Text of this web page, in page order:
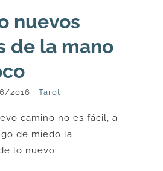
nuevos
de la mano
2016 | Tarot
camino no es fácil, a
de miedo la
lo nuevo